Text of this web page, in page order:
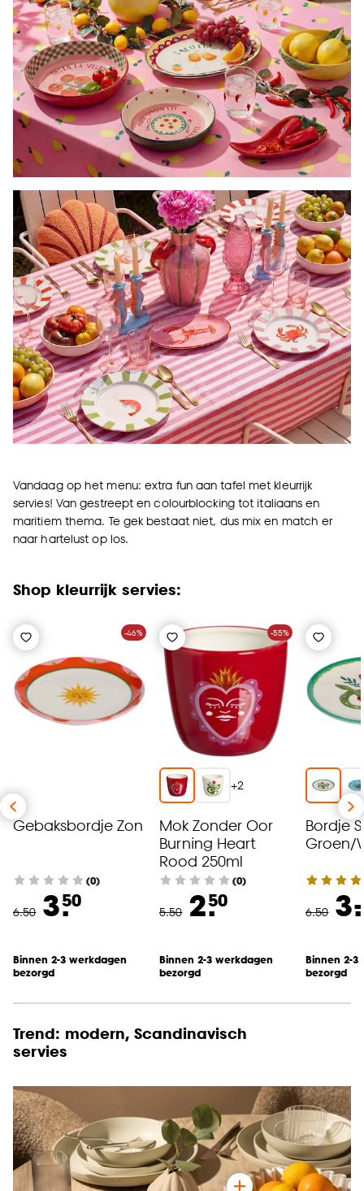
Vandaag op het menu: extra fun aan tafel met kleurrijk
servies! Van gestreept en colourblocking tot italiaans en
maritiem thema. Te gek bestaat niet, dus mix en match er
naar hartelust op los.
Shop kleurrijk servies:
-46%
Gebaksbordje Zon
(0)
6.50 3.50
Binnen 2-3 werkdagen
bezorgd
-55%
+2
Mok Zonder Oor
Burning Heart
Rood 250ml
(0)
5.50 2.50
Binnen 2-3 werkdagen
bezorgd
Bordje
Groen/
6.50 3.
-
Binnen 2-3
bezorgd
Trend: modern, Scandinavisch
servies